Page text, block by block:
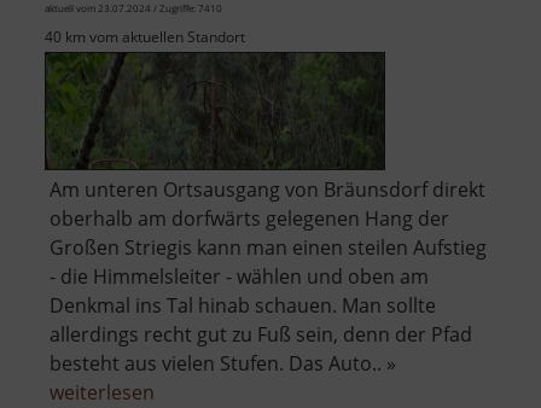
aktuell vom 23.07.2024 / Zugriffe: 7410
40 km vom aktuellen Standort
Am unteren Ortsausgang von Bräunsdorf direkt
oberhalb am dorfwärts gelegenen Hang der
Großen Striegis kann man einen steilen Aufstieg
- die Himmelsleiter - wählen und oben am
Denkmal ins Tal hinab schauen. Man sollte
allerdings recht gut zu Fuß sein, denn der Pfad
besteht aus vielen Stufen. Das Auto.. »
weiterlesen